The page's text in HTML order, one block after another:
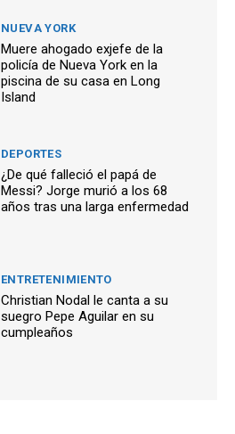
NUEVA YORK
Muere ahogado exjefe de la
policía de Nueva York en la
piscina de su casa en Long
Island
DEPORTES
¿De qué falleció el papá de
Messi? Jorge murió a los 68
años tras una larga enfermedad
ENTRETENIMIENTO
Christian Nodal le canta a su
suegro Pepe Aguilar en su
cumpleaños